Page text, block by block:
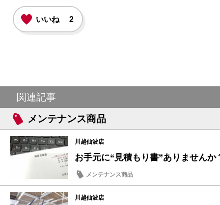
いいね 2
関連記事
メンテナンス商品
川越仙波店
お手元に“見積もり書”ありませんか
メンテナンス商品
川越仙波店